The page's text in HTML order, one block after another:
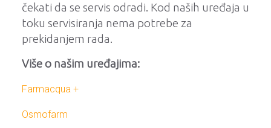
čekati da se servis odradi. Kod naših uređaja u
toku servisiranja nema potrebe za
prekidanjem rada.
Više o našim uređajima:
Farmacqua +
Osmofarm